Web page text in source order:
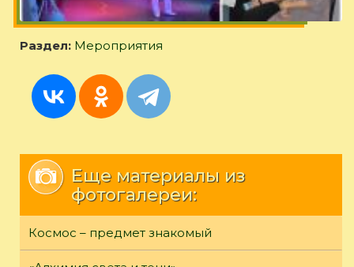
Раздел: Мероприятия
Еще материалы из
фотогалереи:
Космос – предмет знакомый